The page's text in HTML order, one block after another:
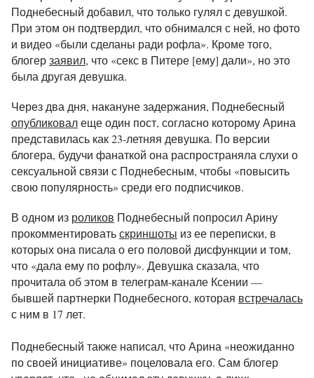
Поднебесный добавил, что только гулял с девушкой.
При этом он подтвердил, что обнимался с ней, но фото
и видео «были сделаны ради рофла». Кроме того,
блогерзаявил, что «секс в Питере [ему] дали», но это
была другая девушка.
Через два дня, накануне задержания, Поднебесный
опубликовалеще один пост, согласно которому Арина
представилась как 23-летняя девушка. По версии
блогера, будучи фанаткой она распространяла слухи о
сексуальной связи с Поднебесным, чтобы «повысить
свою популярность» среди его подписчиков.
В одном из роликов Поднебесный попросил Арину
прокомментироватьскриншоты из ее переписки, в
которых она писала о его половой дисфункции и том,
что «дала ему по рофлу». Девушка сказала, что
прочитала об этом в телеграм-канале Ксении —
бывшей партнерки Поднебесного, которая встречалась
с ним в 17 лет.
Поднебесный также написал, что Арина «неожиданно
по своей инициативе» поцеловала его. Сам блогер